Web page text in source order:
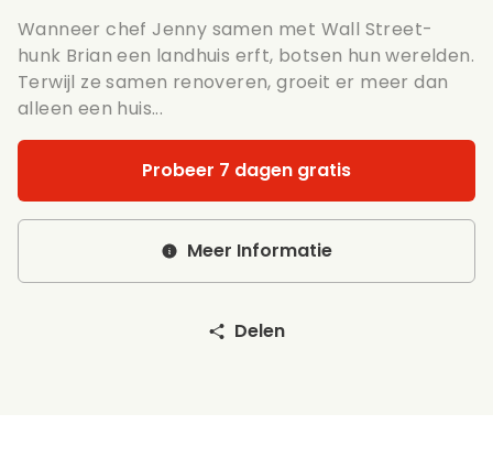
Wanneer chef Jenny samen met Wall Street-
hunk Brian een landhuis erft, botsen hun werelden.
Terwijl ze samen renoveren, groeit er meer dan
alleen een huis...
Probeer 7 dagen gratis
Meer Informatie
Delen